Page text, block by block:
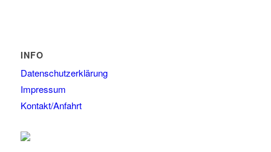
INFO
Datenschutzerklärung
Impressum
Kontakt/Anfahrt